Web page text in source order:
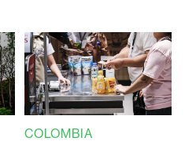
COLOMBIA